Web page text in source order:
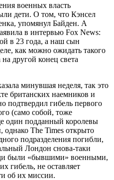
военных власть
дети. О том, что Кэнсел
упомянул Байден. А
в интервью Fox News:
в 23 года, а наш сын
как можно ожидать такого
другой конец света
минувшая неделя, так это
британских наемников и
подтвердил гибель первого
(само собой, тоже
один подданный королевы
однако The Times открыто
подразделения погибли,
Лондон снова-таки
были «бывшими» военными,
гибель, не оставляет
об их миссии.